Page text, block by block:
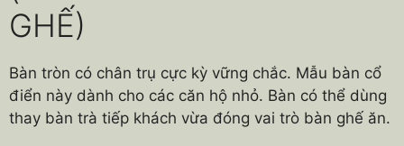
GHẾ)
Bàn tròn có chân trụ cực kỳ vững chắc. Mẫu bàn cổ
điển này dành cho các căn hộ nhỏ. Bàn có thể dùng
thay bàn trà tiếp khách vừa đóng vai trò bàn ghế ăn.